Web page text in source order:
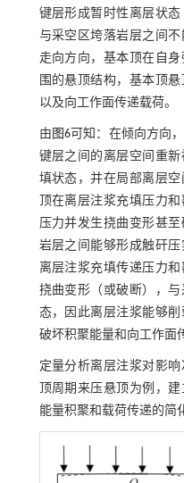
键层形成暂时性离层状
与采空区垮落岩层之间
走向方向，基本顶在自
围的悬顶结构，基本顶
以及向工作面传递载荷。
由 图6可知：在倾向方向
键层之间的离层空间重
填状态，并在局部离层
顶在离层注浆充填压力
压力并发生挠曲变形甚
岩层之间能够形成触矸
离层注浆充填传递压力
挠曲变形（或破断），
态，因此离层注浆能够
破坏积聚能量和向工作面
定量分析离层注浆对影
顶周期来压悬顶为例，
能量积聚和载荷传递的简